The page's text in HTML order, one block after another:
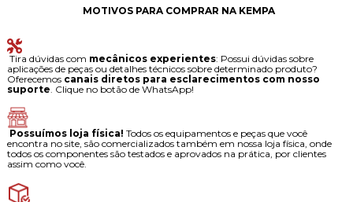
MOTIVOS PARA COMPRAR NA KEMPA
Tira dúvidas com mecânicos experientes: Possui dúvidas sobre
aplicações de peças ou detalhes técnicos sobre determinado produto?
Oferecemos canais diretos para esclarecimentos com nosso
suporte. Clique no botão de WhatsApp!
Possuímos loja física! Todos os equipamentos e peças que você
encontra no site, são comercializados também em nossa loja física, onde
todos os componentes são testados e aprovados na prática, por clientes
assim como você.